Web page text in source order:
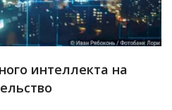
интеллекта на